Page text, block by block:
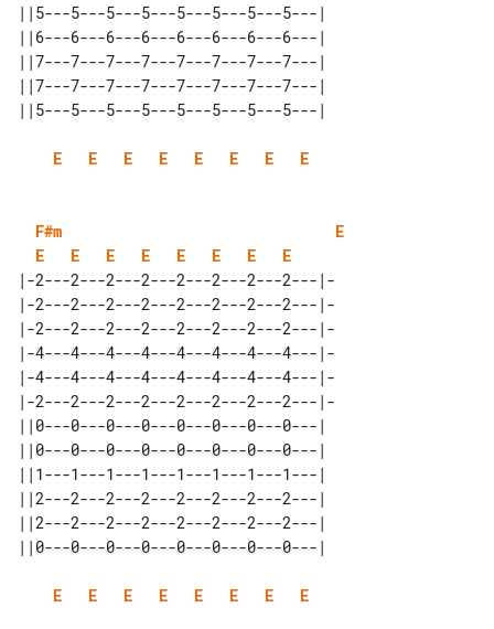
||5---5---5---5---5---5---5---5---|
||6---6---6---6---6---6---6---6---|
||7---7---7---7---7---7---7---7---|
||7---7---7---7---7---7---7---7---|
E E E E E E E E
F#m
E
E
E E E E E E
E
|-2---2---2---2---2---2---2---2---|-
|-2---2---2---2---2---2---2---2---|-
|-2---2---2---2---2---2---2---2---|-
|-4---4---4---4---4---4---4---4---|-
|-4---4---4---4---4---4---4---4---|-
|-2---2---2---2---2---2---2---2---|-
||0---0---0---0---0---0---0---0---|
||0---0---0---0---0---0---0---0---|
||1---1---1---1---1---1---1---1---|
||2---2---2---2---2---2---2---2---|
||2---2---2---2---2---2---2---2---|
E E E E E E E E